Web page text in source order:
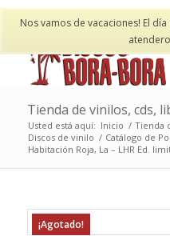
Nos vamos de vacaciones! El
Mi
Tienda de vinilos, cds,
Usted está aquí: Inicio / Tienda
Discos de vinilo / Catálogo de
Habitación Roja, La – LHR Ed.
¡Agotado!